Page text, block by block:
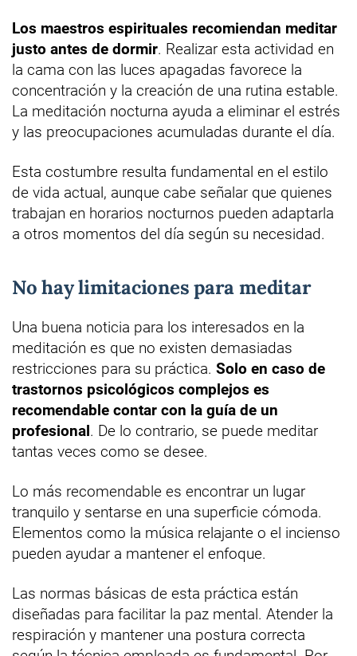
Los maestros espirituales recomiendan meditar
justo antes de dormir. Realizar esta actividad en
la cama con las luces apagadas favorece la
concentración y la creación de una rutina estable.
La meditación nocturna ayuda a eliminar el estrés
y las preocupaciones acumuladas durante el día.
Esta costumbre resulta fundamental en el estilo
de vida actual, aunque cabe señalar que quienes
trabajan en horarios nocturnos pueden adaptarla
a otros momentos del día según su necesidad.
No hay limitaciones para meditar
Una buena noticia para los interesados en la
meditación es que no existen demasiadas
restricciones para su práctica. Solo en caso de
trastornos psicológicos complejos es
recomendable contar con la guía de un
profesional. De lo contrario, se puede meditar
tantas veces como se desee.
Lo más recomendable es encontrar un lugar
tranquilo y sentarse en una superficie cómoda.
Elementos como la música relajante o el incienso
pueden ayudar a mantener el enfoque.
Las normas básicas de esta práctica están
diseñadas para facilitar la paz mental. Atender la
respiración y mantener una postura correcta